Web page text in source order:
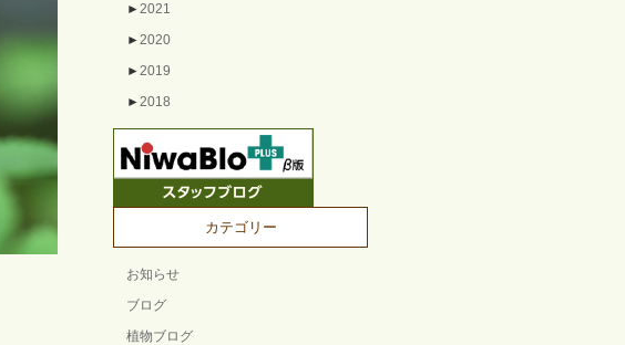
►2021
►2020
►2019
►2018
カテゴリー
お知らせ
ブログ
植物ブログ